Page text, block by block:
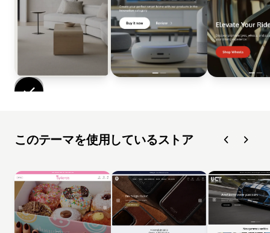
このテーマを使用しているストア